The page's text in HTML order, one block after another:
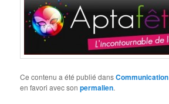
Ce contenu a été publié dansCommunication
en favori avec sonpermalien.